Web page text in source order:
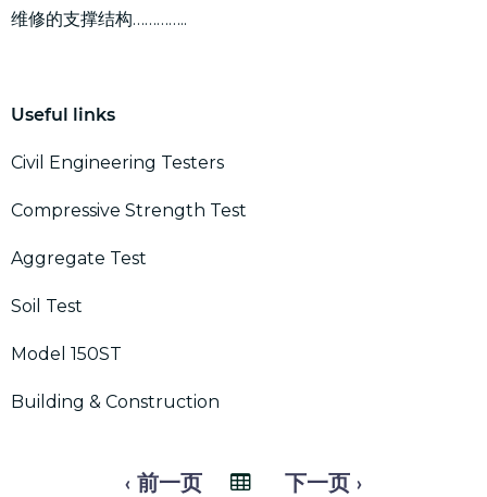
维修的支撑结构…………..
Useful links
Civil Engineering Testers
Compressive Strength Test
Aggregate Test
Soil Test
Model 150ST
Building & Construction
‹ 前一页 下一页 ›